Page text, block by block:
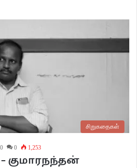
சிறுகதைகள்
0 1,253
குமாரநந்தன்